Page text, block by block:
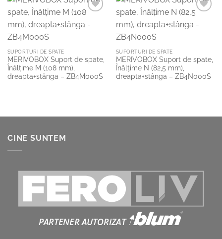
Wishlist
SUPORTURI DE SPATE
MERIVOBOX Suport de spate,
Înălţime M (108 mm),
dreapta+stânga – ZB4M000S
Wishlist
SUPORTURI DE SPATE
MERIVOBOX Suport de spate,
Înălţime N (82,5 mm),
dreapta+stânga – ZB4N000S
CINE SUNTEM